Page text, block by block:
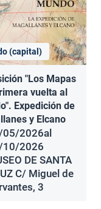
(capital)
"Los Mapas
vuelta al
Expedición de
y Elcano
05/2026al
10/2026
DE SANTA
C/ Miguel de
3